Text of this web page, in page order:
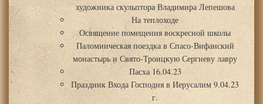
художника скульптора Владимира Лепешова
На теплоходе
Освящение помещения воскресной школы
Паломническая поездка в Спасо-Вифанский
монастырь и Свято-Троицкую Сергиеву лавру
Пасха 16.04.23
Праздник Входа Господня в Иерусалим 9.04.23
г.